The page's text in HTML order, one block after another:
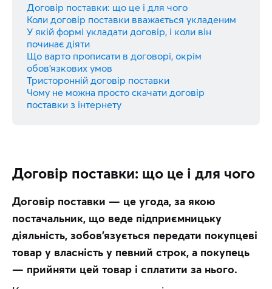
Договір поставки: що це і для чого
Коли договір поставки вважається укладеним
У якій формі укладати договір, і коли він
починає діяти
Що варто прописати в договорі, окрім
обов’язкових умов
Тристоронній договір поставки
Чому не можна просто скачати договір
поставки з інтернету
Договір поставки: що це і для чого
Договір поставки — це угода, за якою
постачальник, що веде підприємницьку
діяльність, зобов’язується передати покупцеві
товар у власність у певний строк, а покупець
— прийняти цей товар і сплатити за нього.